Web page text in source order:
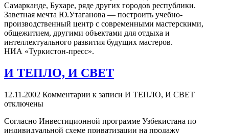
Самарканде, Бухаре, ряде других городов республики.
Заветная мечта Ю.Утаганова — построить учебно-
производственный центр с современными мастерскими,
общежитием, другими объектами для отдыха и
интеллектуального развития будущих мастеров.
НИА «Туркистон-пресс».
И ТЕПЛО, И СВЕТ
12.11.2002 Комментарии к записи И ТЕПЛО, И СВЕТ
отключены
Согласно Инвестиционной программе Узбекистана по
индивидуальной схеме приватизации на продажу